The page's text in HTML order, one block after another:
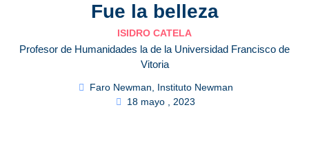
Fue la belleza
ISIDRO CATELA
Profesor de Humanidades la de la Universidad Francisco de
Vitoria
Faro Newman
Instituto Newman
18 mayo , 2023